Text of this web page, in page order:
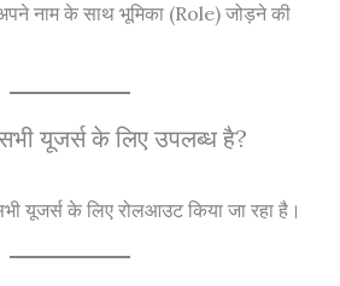
नाम के साथ भूमिका (Role) जोड़ने की
यूजर्स के लिए उपलब्ध है?
यूजर्स के लिए रोलआउट किया जा रहा है।